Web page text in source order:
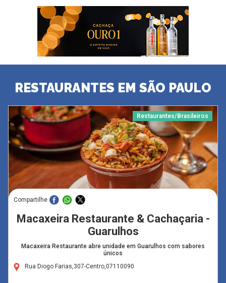
RESTAURANTES EM SÃO PAULO
Restaurantes/Brasileiros
Compartilhe
Macaxeira Restaurante & Cachaçaria -
Guarulhos
Macaxeira Restaurante abre unidade em Guarulhos com sabores
únicos
Rua Diogo Farias,307-Centro,07110090